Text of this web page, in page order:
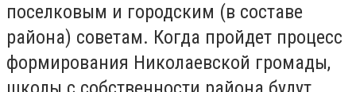
поселковым и городским (в составе
района) советам. Когда пройдет процесс
формирования Николаевской громады,